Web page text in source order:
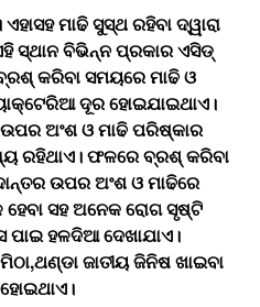
ମାଢି ସୁସ୍ଥ ରହିବା ଦ୍ୱାରା
ସ୍ଥାନ ବିଭିନ୍ନ ପ୍ରକାର ଏସିଡ୍‌‌
କରିବା ସମୟରେ ମାଢି ଓ
ଦୂର ହୋଇଯାଇଥାଏ।
ଅଂଶ ଓ ମାଢି ପରିଷ୍କାର
ରହିଥାଏ। ଫଳରେ ବ୍ରଶ୍‌‌ କରିବା
ଉପର ଅଂଶ ଓ ମାଢିରେ
ହେବା ସହ ଅନେକ ରୋଗ ସୃଷ୍ଟି
ପାଇ ହଳଦିଆ ଦେଖାଯାଏ।
ଜାତୀୟ ଜିନିଷ ଖାଇବା